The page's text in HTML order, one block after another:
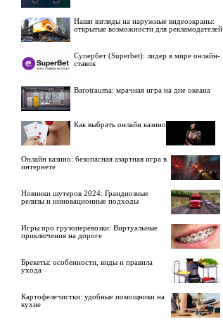
Наши взгляды на наружные видеоэкраны:
открытые возможности для рекламодателей
Супербет (Superbet): лидер в мире онлайн-
ставок
Barotrauma: мрачная игра на дне океана
Как выбрать онлайн казино
Онлайн казино: безопасная азартная игра в
интернете
Новинки шутеров 2024: Грандиозные
релизы и инновационные подходы
Игры про грузоперевозки: Виртуальные
приключения на дороге
Брекеты: особенности, виды и правила
ухода
Картофелечистки: удобные помощники на
кухне